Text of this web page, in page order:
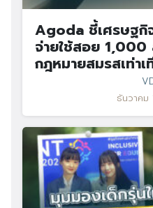
Search
for:
Agoda ชี้เศรษฐกิ
จ่ายใช้สอย
กฎหมายสมรสเท่า
ธันวาคม